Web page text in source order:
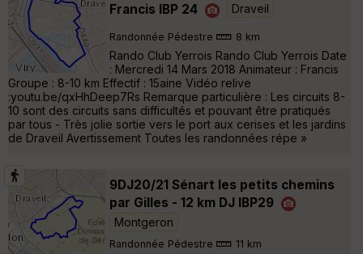
Francis IBP 24
Draveil
Randonnée Pédestre 8 km
Rando Club Yerrois Rando Club Yerrois Date
: Mercredi 14 Mars 2018 Animateur : Francis
Groupe : 8-10 km Effectif : 15aine Vidéo relive
:youtu.be/qxHhDeep7Rs Remarque particulière : Les circuits 8-
10 sont des circuits sans difficultés et pouvant être pratiqués
par tous - Très jolie sortie vers le port aux cerises et les jardins
de Draveil Avertissement Toutes les randonnées répe »
9DJ20/21 Sénart les petits chemins
par Gilles - 12 km DJ IBP29
Montgeron
Randonnée Pédestre 11 km